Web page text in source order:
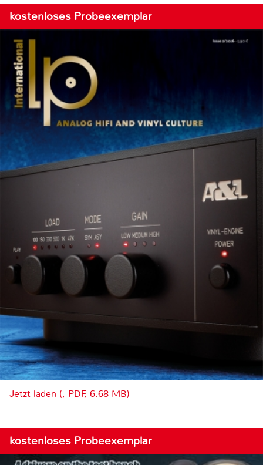
kostenloses Probeexemplar
Jetzt laden (, PDF, 6.68 MB)
kostenloses Probeexemplar